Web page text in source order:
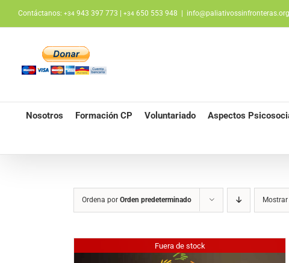
contenido
Contáctanos: +34 943 397 773 | +34 650 553 948 info@paliativossinfronteras.org
Nosotros Formación CP Voluntariado Aspectos
Ordena por Orden predeterminado Mostrar
Fuera de stock